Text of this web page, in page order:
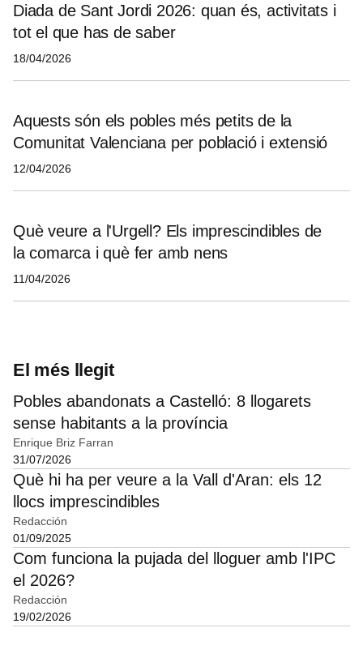
Diada de Sant Jordi 2026: quan és, activitats i
tot el que has de saber
18/04/2026
Aquests són els pobles més petits de la
Comunitat Valenciana per població i extensió
12/04/2026
Què veure a l'Urgell? Els imprescindibles de
la comarca i què fer amb nens
11/04/2026
El més llegit
Pobles abandonats a Castelló: 8 llogarets
sense habitants a la província
Enrique Briz Farran
31/07/2026
Què hi ha per veure a la Vall d'Aran: els 12
llocs imprescindibles
Redacción
01/09/2025
Com funciona la pujada del lloguer amb l'IPC
el 2026?
Redacción
19/02/2026